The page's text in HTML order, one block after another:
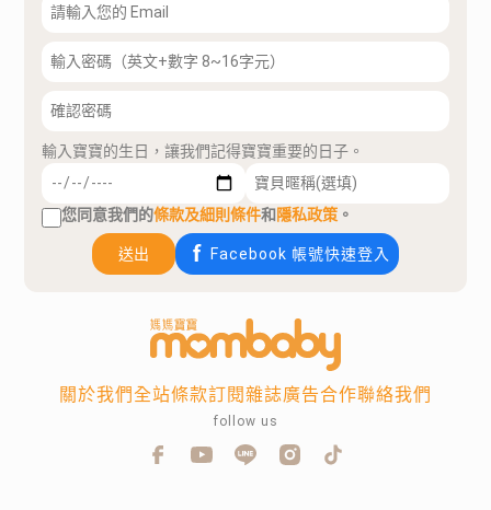
輸入寶寶的生日，讓我們記得寶寶重要的日子。
您同意我們的條款及細則條件和隱私政策 。
送出 Facebook 帳號快速登入
關於我們全站條款訂閱雜誌廣告合作聯絡我們
follow us